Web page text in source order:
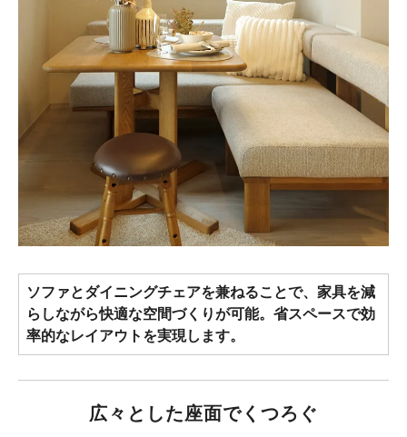
ソファとダイニングチェアを兼ねることで、家具を減
らしながら快適な空間づくりが可能。省スペースで効
率的なレイアウトを実現します。
広々とした座面でくつろぐ